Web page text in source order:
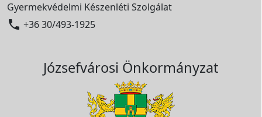
Gyermekvédelmi Készenléti Szolgálat
 +36 30/493-1925
Józsefvárosi Önkormányzat